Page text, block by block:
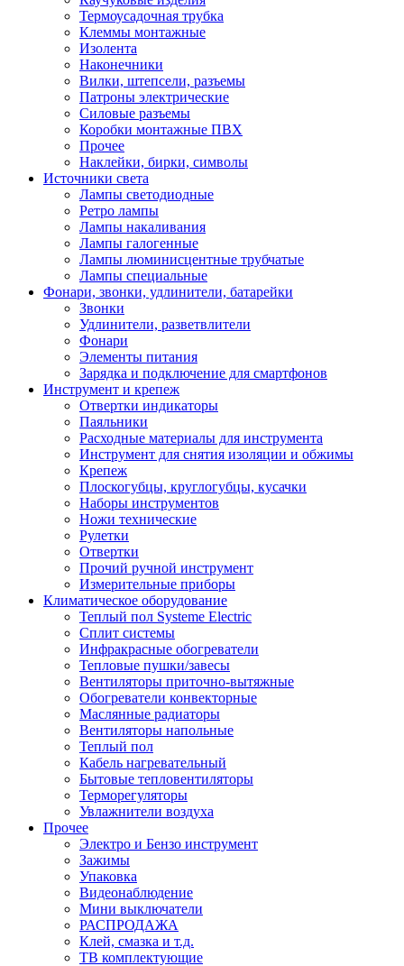
Термоусадочная трубка
Клеммы монтажные
Изолента
Наконечники
Вилки, штепсели, разъемы
Патроны электрические
Силовые разъемы
Коробки монтажные ПВХ
Прочее
Наклейки, бирки, символы
Источники света
Лампы светодиодные
Ретро лампы
Лампы накаливания
Лампы галогенные
Лампы люминисцентные трубчатые
Лампы специальные
Фонари, звонки, удлинители, батарейки
Звонки
Удлинители, разветвлители
Фонари
Элементы питания
Зарядка и подключение для смартфонов
Инструмент и крепеж
Отвертки индикаторы
Паяльники
Расходные материалы для инструмента
Инструмент для снятия изоляции и обжимы
Крепеж
Плоскогубцы, круглогубцы, кусачки
Наборы инструментов
Ножи технические
Рулетки
Отвертки
Прочий ручной инструмент
Измерительные приборы
Климатическое оборудование
Теплый пол Systeme Electric
Сплит системы
Инфракрасные обогреватели
Тепловые пушки/завесы
Вентиляторы приточно-вытяжные
Обогреватели конвекторные
Маслянные радиаторы
Вентиляторы напольные
Теплый пол
Кабель нагревательный
Бытовые тепловентиляторы
Терморегуляторы
Увлажнители воздуха
Прочее
Электро и Бензо инструмент
Зажимы
Упаковка
Видеонаблюдение
Мини выключатели
РАСПРОДАЖА
Клей, смазка и т.д.
ТВ комплектующие